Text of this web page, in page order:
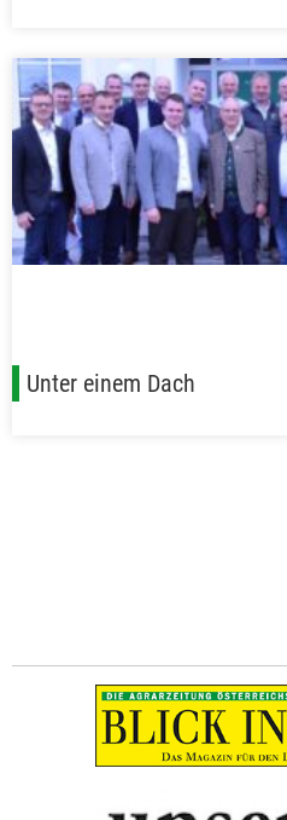
Unter einem Dach